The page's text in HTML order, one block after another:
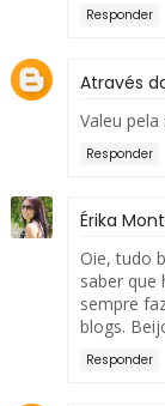
Responder
Através
Valeu
Responder
Érika
Oie, tudo
saber que
sempre
blogs.
Responder